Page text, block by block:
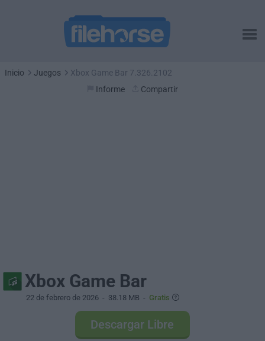
Inicio Juegos
Xbox Game Bar 7.326.2102
Informe
Compartir
Xbox Game Bar
22 de febrero de 2026 - 38.18 MB - Gratis
Descargar Libre